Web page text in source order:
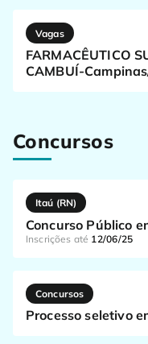
Vagas
FARMACÊUTICO
CAMBUÍ-
Concursos
Itaú (RN)
Concurso Público
Inscrições até 12/06/25
Concursos
Processo seletivo